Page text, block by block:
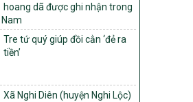
QĐ-TTg
kiện, trình tự, thủ tục, hồ sơ
công bố và thu hồi quyết
xã đạt chuẩn nông thôn
nông thôn mới hiện đại và
hoàn thành nhiệm vụ xây
thôn mới giai đoạn 2026 –
hoang dã được ghi nhận trong
Tre tứ quý giúp đồi cằn ‘đẻ ra
tiền’
Xã Nghi Diên (huyện Nghi Lộc)